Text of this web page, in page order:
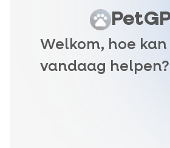
Welkom, hoe kan
vandaag helpen?